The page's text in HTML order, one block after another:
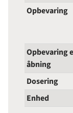
Opbevaring
Opbevaring
åbning
Dosering
Enhed